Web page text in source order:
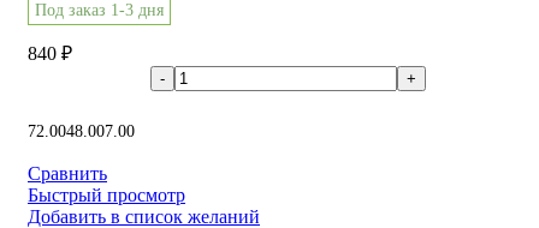
Под заказ 1-3 дня
840 ₽
72.0048.007.00
Сравнить
Быстрый просмотр
Добавить в список желаний